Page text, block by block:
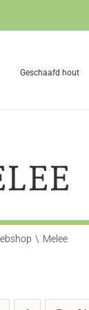
Geschaafd hout
Melee